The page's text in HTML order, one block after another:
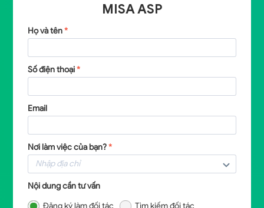
MISA ASP
Họ và tên*
Số điện thoại*
Email
Nơi làm việc của bạn?*
Nội dung cần tư vấn
Đăng ký làm đối tác
Tìm kiếm đối tác